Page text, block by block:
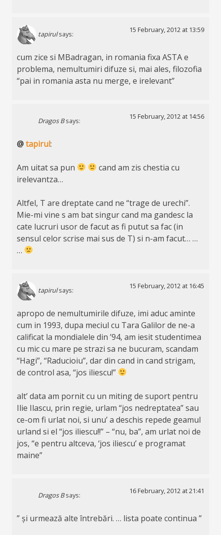
tapirul says:
15 February, 2012 at 13:59
cum zice si MBadragan, in romania fixa ASTA e
problema, nemultumiri difuze si, mai ales, filozofia
“pai in romania asta nu merge, e irelevant”
Dragos B says:
15 February, 2012 at 14:56
@tapirul:
Am uitat sa pun
cand am zis chestia cu
irelevantza…
Altfel, T are dreptate cand ne “trage de urechi”.
Mie-mi vine s am bat singur cand ma gandesc la
cate lucruri usor de facut as fi putut sa fac (in
sensul celor scrise mai sus de T) si n-am facut… …
…
tapirul says:
15 February, 2012 at 16:45
apropo de nemultumirile difuze, imi aduc aminte
cum in 1993, dupa meciul cu Tara Galilor de ne-a
calificat la mondialele din ’94, am iesit studentimea
cu mic cu mare pe strazi sa ne bucuram, scandam
“Hagi”, “Raducioiu”, dar din cand in cand strigam,
de control asa, “jos iliescu!”
alt’ data am pornit cu un miting de suport pentru
Ilie Ilascu, prin regie, urlam “jos nedreptatea” sau
ce-om fi urlat noi, si unu’ a deschis repede geamul
urland si el “jos iliescu!!” – “nu, ba”, am urlat noi de
jos, “e pentru altceva, ‘jos iliescu’ e programat
maine”
Dragos B says:
16 February, 2012 at 21:41
” și urmează alte întrebări. … lista poate continua ”